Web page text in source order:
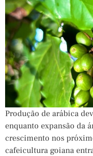
Produção de arábica
enquanto expansão da
crescimento nos
cafeicultura goiana